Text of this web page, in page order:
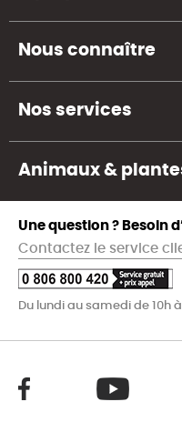
Nous connaître
Nos services
Animaux &
Une question ? Besoin
Contactez le service
Du lundi au samedi de 10h à